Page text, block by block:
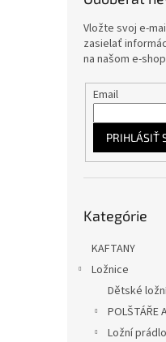
Vložte svoj e-
zasielať
na našom e-
Email
PRIHLÁSIŤ
kategórie
Kategórie
KAFTANY
Ložnice
Dětské
POLŠTÁŘE
Ložní prádlo